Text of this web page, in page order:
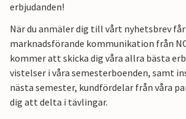
erbjudanden!
När du anmäler dig till vårt nyhetsbrev får
marknadsförande kommunikation från
kommer att skicka dig våra allra bästa
vistelser i våra semesterboenden, samt
nästa semester, kundfördelar från våra
dig att delta i tävlingar.